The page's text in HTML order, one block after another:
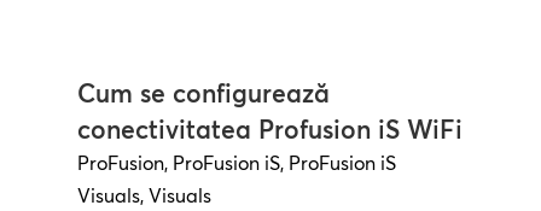
Cum se configurează
conectivitatea Profusion iS WiFi
ProFusion, ProFusion iS, ProFusion iS
Visuals, Visuals